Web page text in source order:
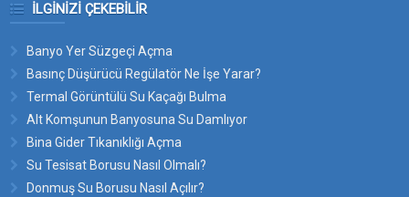
İLGINIZI ÇEKEBILIR
Banyo Yer Süzgeçi Açma
Basınç Düşürücü Regülatör Ne İşe Yarar?
Termal Görüntülü Su Kaçağı Bulma
Alt Komşunun Banyosuna Su Damlıyor
Bina Gider Tıkanıklığı Açma
Su Tesisat Borusu Nasıl Olmalı?
Donmuş Su Borusu Nasıl Açılır?